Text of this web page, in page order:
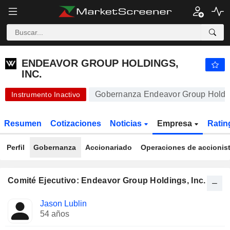
ENDEAVOR GROUP HOLDINGS,
INC.
Instrumento Inactivo Gobernanza Endeavor Group
Resumen Cotizaciones Noticias Empresa
Perfil Gobernanza Accionariado Operaciones de
Comité Ejecutivo: Endeavor Group Holdings, Inc.
Director
Funciones
ocupadas
Jason Lublin
54 años